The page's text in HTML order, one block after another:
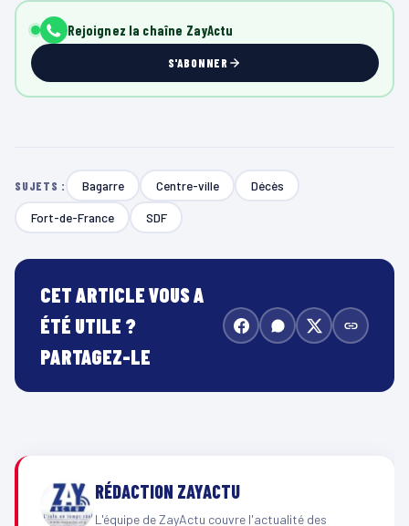
Rejoignez la chaîne ZayActu
S'ABONNER
SUJETS : Bagarre Centre-ville Décès
Fort-de-France SDF
CET ARTICLE VOUS A
ÉTÉ UTILE ?
PARTAGEZ-LE
RÉDACTION ZAYACTU
L'équipe de ZayActu couvre l'actualité des